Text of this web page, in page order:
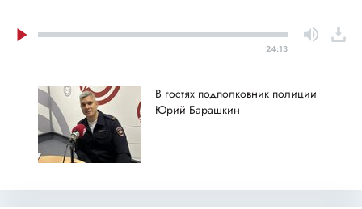
24:13
В гостях подполковник полиции
Юрий Барашкин